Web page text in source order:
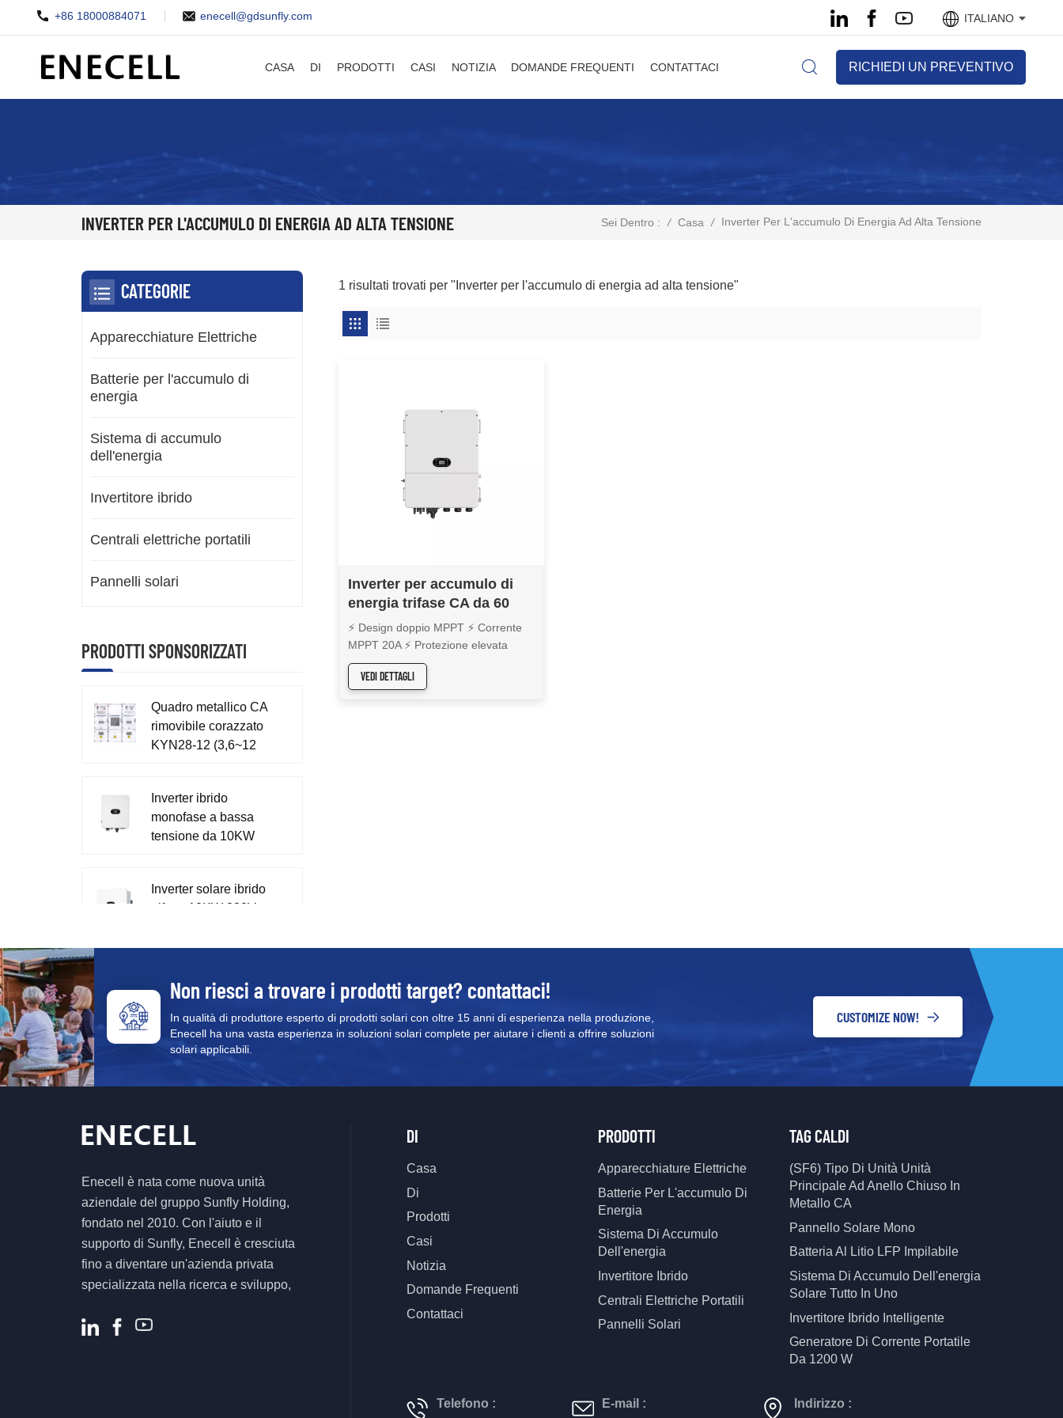
+86 18000884071 enecell@gdsunfly.com ITALIANO
CASA DI PRODOTTI CASI NOTIZIA DOMANDE FREQUENTI CONTATTACI RICHIEDI UN PREVENTIVO
INVERTER PER L'ACCUMULO DI ENERGIA AD ALTA TENSIONE Sei Dentro : / Casa / Inverter Per L'accumulo Di Energia Ad Alta Tensione
1 risultati trovati per "Inverter per l'accumulo di energia ad alta tensione"
Inverter per accumulo di
energia trifase CA da 60
kW XD30-60KTR
⚡ Design doppio MPPT ⚡ Corrente
MPPT 20A ⚡ Protezione elevata
IP66 ⚡ Over-matching DC 1,6 volte
⚡Efficienza massima 98,4%
VEDI DETTAGLI
CATEGORIE
Apparecchiature Elettriche
Batterie per l'accumulo di
energia
Sistema di accumulo
dell'energia
Invertitore ibrido
Centrali elettriche portatili
Pannelli solari
PRODOTTI SPONSORIZZATI
Quadro metallico CA
rimovibile corazzato
KYN28-12 (3,6~12
Inverter ibrido
monofase a bassa
tensione da 10KW
Inverter solare ibrido
trifase 10KW 230V
Sistema tutto in uno
di accumulo di
energia monofase da
51,2 V XD3-6KTL-
AIO
Sistema di accumulo
grid tutto in uno
ad alta efficienza da
5,5KW 6,2KW per
sistema energetico
domestico
Non riesci a trovare i prodotti target? contattaci!
In qualità di produttore esperto di prodotti solari con oltre 15 anni di esperienza nella produzione,
Enecell ha una vasta esperienza in soluzioni solari complete per aiutare i clienti a offrire soluzioni
solari applicabili.
CUSTOMIZE NOW!
Enecell è nata come nuova unità
aziendale del gruppo Sunfly Holding,
fondato nel 2010. Con l'aiuto e il
supporto di Sunfly, Enecell è cresciuta
fino a diventare un'azienda privata
specializzata nella ricerca e sviluppo,
prodotti e soluzioni per lo stoccaggio
DI
Casa
Di
Prodotti
Casi
Notizia
Domande Frequenti
Contattaci
PRODOTTI
Apparecchiature Elettriche
Batterie Per L'accumulo Di
Energia
Sistema Di Accumulo
Dell'energia
Invertitore Ibrido
Centrali Elettriche Portatili
Pannelli Solari
TAG CALDI
(SF6) Tipo Di Unità Unità
Principale Ad Anello Chiuso In
Metallo CA
Pannello Solare Mono
Batteria Al Litio LFP Impilabile
Sistema Di Accumulo Dell'energia
Solare Tutto In Uno
Invertitore Ibrido Intelligente
Generatore Di Corrente Portatile
Da 1200 W
Telefono :
E-mail :
Indirizzo :